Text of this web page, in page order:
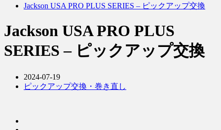
Jackson USA PRO PLUS SERIES – ピックアップ交換
Jackson USA PRO PLUS
SERIES – ピックアップ交換
2024-07-19
ピックアップ交換・巻き直し